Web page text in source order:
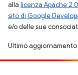
alla licenza Apache 2.0
sito di Google
e/o delle sue
Ultimo